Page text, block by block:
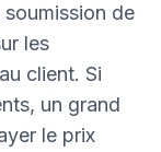
de
les
client. Si
un grand
le prix